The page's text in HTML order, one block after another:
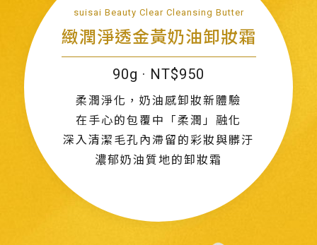
suisai Beauty Clear Cleansing Butter
緻潤淨透金黃奶油卸妝霜
90g · NT$950
柔潤淨化，奶油感卸妝新體驗
在手心的包覆中「柔潤」融化
深入清潔毛孔內滯留的彩妝與髒汙
濃郁奶油質地的卸妝霜